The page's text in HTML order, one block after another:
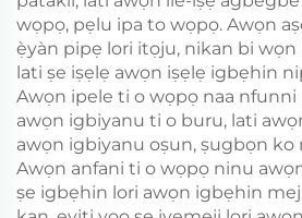
wọpọ, pẹlu ipa to wọpọ. Awọn
ẹ̀yàn pipẹ lori itọju, nikan bi
lati ṣe iṣẹlẹ awọn iṣẹlẹ igbẹhin
Awọn ipele ti o wọpọ naa
awọn igbiyanu ti o buru, lati
awọn igbiyanu oṣun, ṣugbọn ko
Awọn anfani ti o wọpọ ninu
ṣe igbẹhin lori awọn igbẹhin